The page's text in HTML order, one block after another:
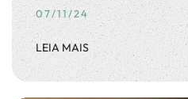
07/11/24
LEIA MAIS